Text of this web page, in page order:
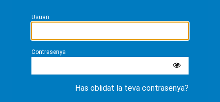
Usuari
Contrasenya
Has oblidat la teva contrasenya?